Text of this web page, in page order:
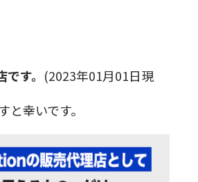
す。 (2023年01月01日現
幸いです。